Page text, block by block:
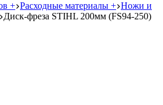
+ Расходные материалы + Ножи и
Диск-фреза STIHL 200мм (FS94-250)